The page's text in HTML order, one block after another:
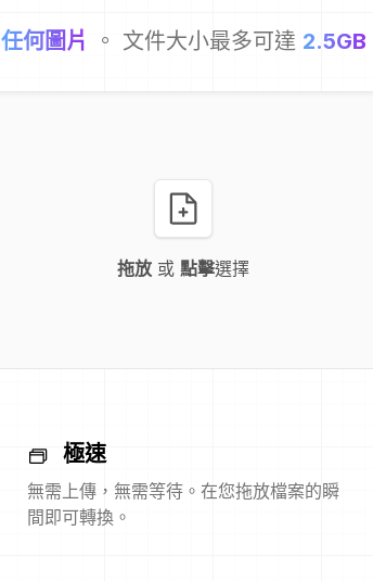
任何圖片 。 文件大小最多可達 2.5GB
拖放 或 點擊選擇
極速
無需上傳，無需等待。在您拖放檔案的瞬
間即可轉換。